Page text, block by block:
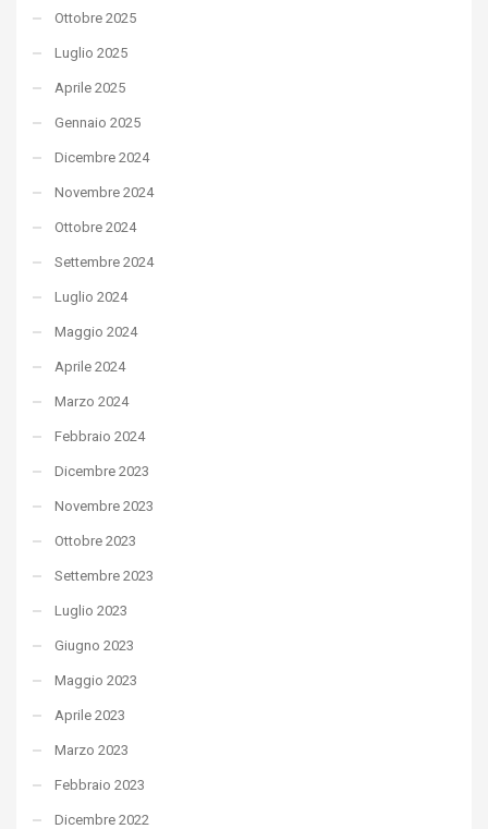
Ottobre 2025
Luglio 2025
Aprile 2025
Gennaio 2025
Dicembre 2024
Novembre 2024
Ottobre 2024
Settembre 2024
Luglio 2024
Maggio 2024
Aprile 2024
Marzo 2024
Febbraio 2024
Dicembre 2023
Novembre 2023
Ottobre 2023
Settembre 2023
Luglio 2023
Giugno 2023
Maggio 2023
Aprile 2023
Marzo 2023
Febbraio 2023
Dicembre 2022